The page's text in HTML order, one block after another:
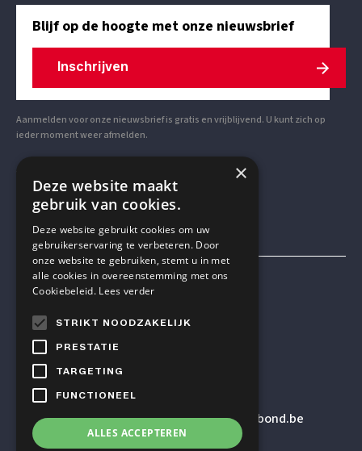
Blijf op de hoogte met onze nieuwsbrief
Inschrijven
Aanmelden voor onze nieuwsbrief is gratis en vrijblijvend. U kunt zich op
ieder moment weer afmelden.
Mensen & Wetenschap VZW
E-MAILADRES
secretariaat@humanistischverbond.be
×
Deze website maakt
gebruik van cookies.
Deze website gebruikt cookies om uw
gebruikerservaring te verbeteren. Door
onze website te gebruiken, stemt u in met
alle cookies in overeenstemming met ons
Cookiebeleid. Lees verder
STRIKT NOODZAKELIJK
PRESTATIE
TARGETING
FUNCTIONEEL
ALLES ACCEPTEREN